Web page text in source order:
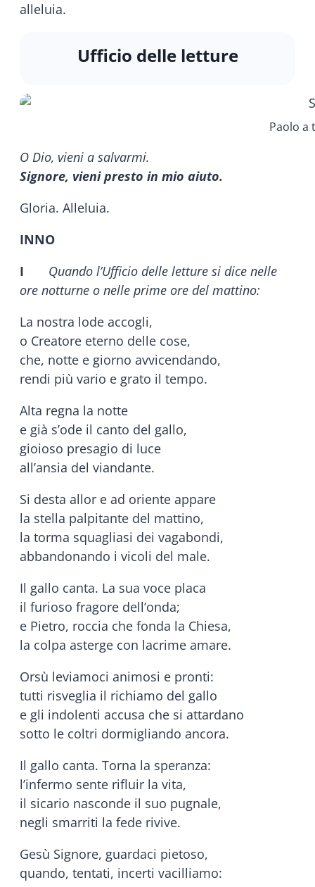
alleluia.
Ufficio delle letture
Paolo a
O Dio, vieni a salvarmi.
Signore, vieni presto in mio aiuto.
Gloria. Alleluia.
INNO
I
Quando l’Ufficio delle letture si dice nelle
ore notturne o nelle prime ore del mattino:
La nostra lode accogli,
o Creatore eterno delle cose,
che, notte e giorno avvicendando,
rendi più vario e grato il tempo.
Alta regna la notte
e già s’ode il canto del gallo,
gioioso presagio di luce
all’ansia del viandante.
Si desta allor e ad oriente appare
la stella palpitante del mattino,
la torma squagliasi dei vagabondi,
abbandonando i vicoli del male.
Il gallo canta. La sua voce placa
il furioso fragore dell’onda;
e Pietro, roccia che fonda la Chiesa,
la colpa asterge con lacrime amare.
Orsù leviamoci animosi e pronti:
tutti risveglia il richiamo del gallo
e gli indolenti accusa che si attardano
sotto le coltri dormigliando ancora.
Il gallo canta. Torna la speranza:
l’infermo sente rifluir la vita,
il sicario nasconde il suo pugnale,
negli smarriti la fede rivive.
Gesù Signore, guardaci pietoso,
quando, tentati, incerti vacilliamo: